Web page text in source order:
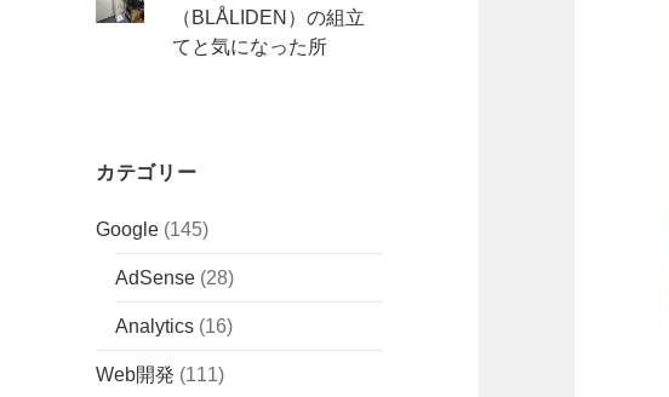
（BLÅLIDEN）の組立
てと気になった所
カテゴリー
Google (145)
AdSense (28)
Analytics (16)
Web開発 (111)